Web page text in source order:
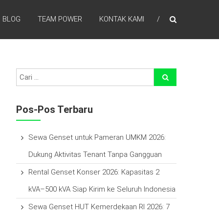
BLOG TEAM POWER KONTAK KAMI
Pos-Pos Terbaru
Sewa Genset untuk Pameran UMKM 2026:
Dukung Aktivitas Tenant Tanpa Gangguan
Rental Genset Konser 2026: Kapasitas 2
kVA–500 kVA Siap Kirim ke Seluruh Indonesia
Sewa Genset HUT Kemerdekaan RI 2026: 7